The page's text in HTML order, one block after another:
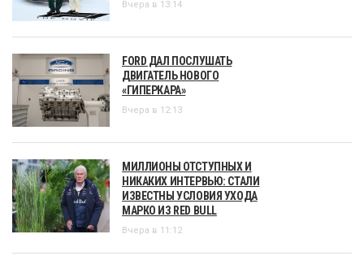
Вчера в 13:14
FORD ДАЛ ПОСЛУШАТЬ
ДВИГАТЕЛЬ НОВОГО
«ГИПЕРКАРА»
Вчера в 12:13
МИЛЛИОНЫ ОТСТУПНЫХ И
НИКАКИХ ИНТЕРВЬЮ: СТАЛИ
ИЗВЕСТНЫ УСЛОВИЯ УХОДА
МАРКО ИЗ RED BULL
Вчера в 11:12